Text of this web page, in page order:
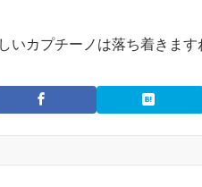
いカプチーノは落ち着きます